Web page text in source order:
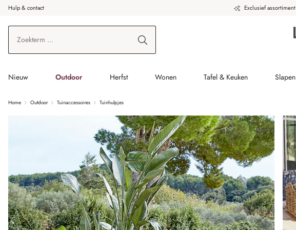
de hoofdinhoud
Ga naar zoeken
Ga naar de hoofdnavigatie
Hulp & contact Exclusief assortiment
Nieuw Outdoor Herfst Wonen Tafel & Keuken Slapen
Home Outdoor Tuinaccessoires Tuinhulpjes